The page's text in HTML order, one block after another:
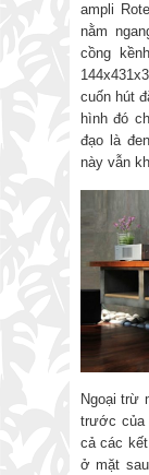
ampli
nằm
cồng
cuốn hút
hình đó
đạo là
này vẫn
Ngoại trừ
trước của
cả các
ở mặt